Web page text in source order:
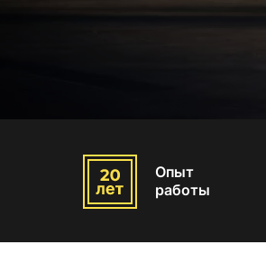
Опыт
работы